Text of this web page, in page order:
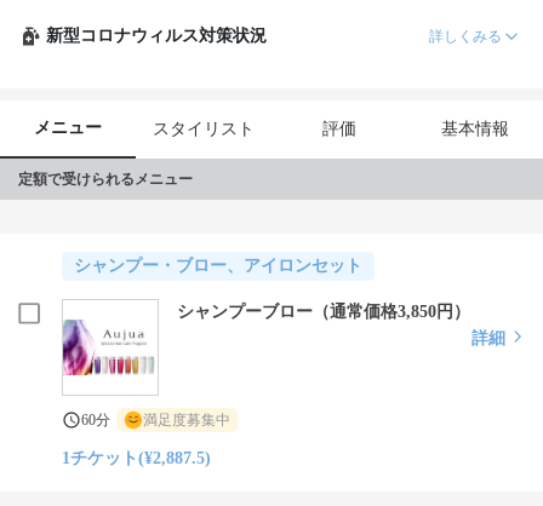
新型コロナウィルス対策状況 詳しくみる
メニュー スタイリスト 評価 基本情報
定額で受けられるメニュー
シャンプー・ブロー、アイロンセット
シャンプーブロー（通常価格3,850円）
詳細
60分 満足度募集中
1チケット(¥2,887.5)